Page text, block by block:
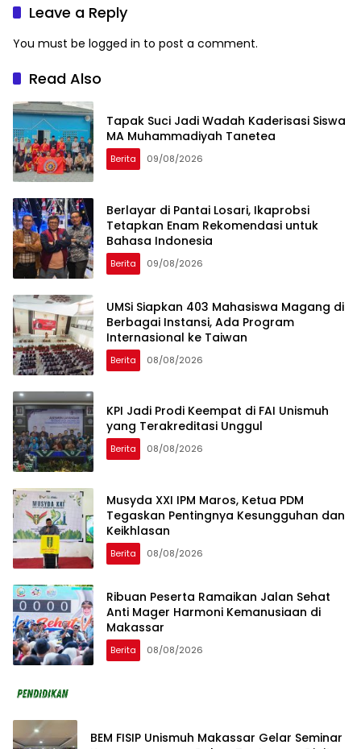
Leave a Reply
You must be logged in to post a comment.
Read Also
Tapak Suci Jadi Wadah Kaderisasi Siswa
MA Muhammadiyah Tanetea
Berita 09/08/2026
Berlayar di Pantai Losari, Ikaprobsi
Tetapkan Enam Rekomendasi untuk
Bahasa Indonesia
Berita 09/08/2026
UMSi Siapkan 403 Mahasiswa Magang di
Berbagai Instansi, Ada Program
Internasional ke Taiwan
Berita 08/08/2026
KPI Jadi Prodi Keempat di FAI Unismuh
yang Terakreditasi Unggul
Berita 08/08/2026
Musyda XXI IPM Maros, Ketua PDM
Tegaskan Pentingnya Kesungguhan dan
Keikhlasan
Berita 08/08/2026
Ribuan Peserta Ramaikan Jalan Sehat
Anti Mager Harmoni Kemanusiaan di
Makassar
Berita 08/08/2026
BEM FISIP Unismuh Makassar Gelar Seminar